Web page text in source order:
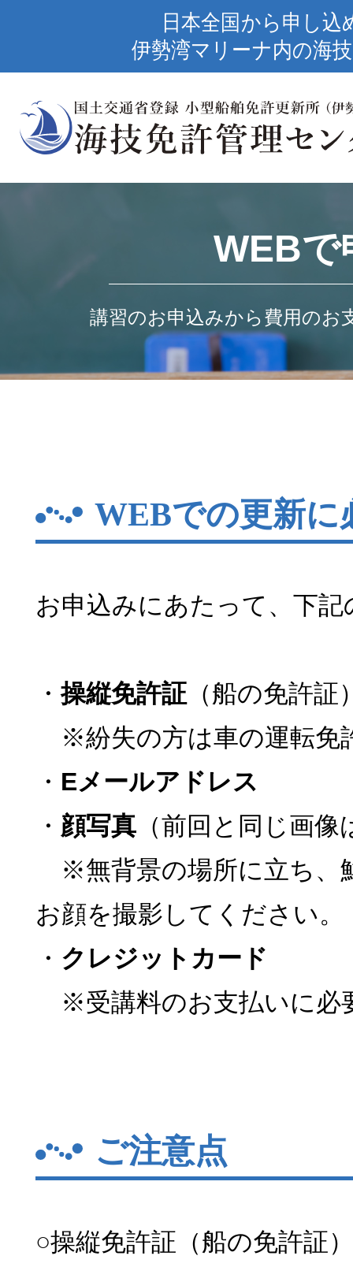
日本全国から申し
伊勢湾マリーナ内の海
WEBで
講習のお申込みから費用のお
WEBでの更新に
お申込みにあたって、下
・操縦免許証（船の免許証
※紛失の方は車の運転免
・ Eメールアドレス
・ 顔写真（前回と同じ画像
※無背景の場所に立ち、
お顔を撮影してください。
・ クレジットカード
※受講料のお支払いに必
ご注意点
○操縦免許証（船の免許証